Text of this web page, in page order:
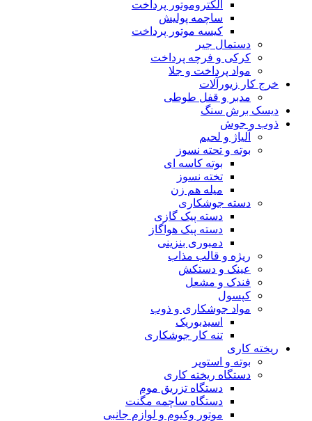
الکتروموتور پرداخت
ساچمه پولیش
کیسه موتور پرداخت
دستمال جیر
کرکی و فرچه پرداخت
مواد پرداخت و جلا
خرج کار زیورآلات
مدبر و قفل طوطی
دیسک برش سنگ
ذوب و جوش
آلیاژ و لحیم
بوته و تحته نسوز
بوته کاسه ای
تخته نسوز
میله هم زن
دسته جوشکاری
دسته پیک گازی
دسته پیک هواگاز
دمبوری بنزینی
ریژه و قالب مذاب
عینک و دستکش
فندک و مشعل
کپسول
مواد جوشکاری و ذوب
اسیدبوریک
تنه کار جوشکاری
ریخته کاری
بوته و استوپر
دستگاه ریخته کاری
دستگاه تزریق موم
دستگاه ساچمه مگنت
موتور وکیوم و لوازم جانبی